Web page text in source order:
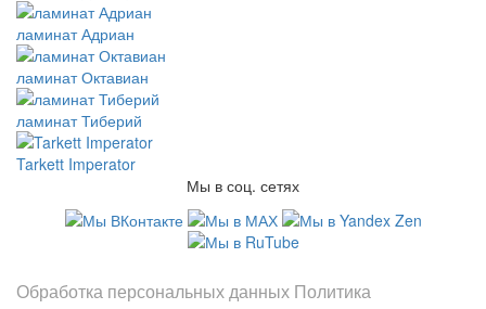
ламинат Адриан
ламинат Октавиан
ламинат Тиберий
Tarkett Imperator
Мы в соц. сетях
Обработка персональных данных Политика